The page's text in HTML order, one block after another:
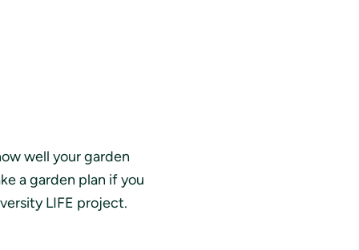
well your garden
a garden plan if you
LIFE project.